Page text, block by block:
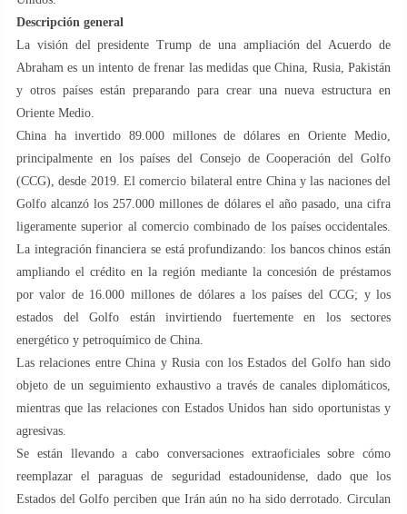
Descripción general
La visión del presidente Trump de una ampliación del Acuerdo de
Abraham es un intento de frenar las medidas que China, Rusia, Pakistán
y otros países están preparando para crear una nueva estructura en
Oriente Medio.
China ha invertido 89.000 millones de dólares en Oriente Medio,
principalmente en los países del Consejo de Cooperación del Golfo
(CCG), desde 2019. El comercio bilateral entre China y las naciones del
Golfo alcanzó los 257.000 millones de dólares el año pasado, una cifra
ligeramente superior al comercio combinado de los países occidentales.
La integración financiera se está profundizando: los bancos chinos están
ampliando el crédito en la región mediante la concesión de préstamos
por valor de 16.000 millones de dólares a los países del CCG; y los
estados del Golfo están invirtiendo fuertemente en los sectores
energético y petroquímico de China.
Las relaciones entre China y Rusia con los Estados del Golfo han sido
objeto de un seguimiento exhaustivo a través de canales diplomáticos,
mientras que las relaciones con Estados Unidos han sido oportunistas y
agresivas.
Se están llevando a cabo conversaciones extraoficiales sobre cómo
reemplazar el paraguas de seguridad estadounidense, dado que los
Estados del Golfo perciben que Irán aún no ha sido derrotado. Circulan